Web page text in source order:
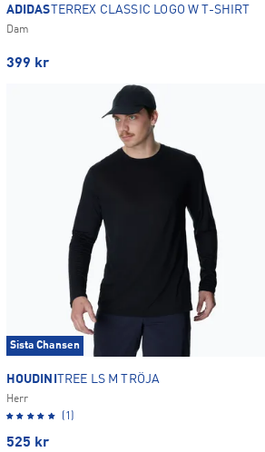
ADIDASTERREX CLASSIC LOGO W T-SHIRT
Dam
399 kr
Sista Chansen
HOUDINI TREE LS M TRÖJA
Herr
(1)
525 kr